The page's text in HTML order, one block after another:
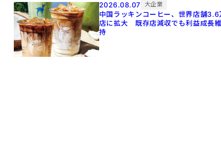
2026.08.07 大企業
中国ラッキンコーヒー、世界店舗3.6
店に拡大 既存店減収でも利益成長
持